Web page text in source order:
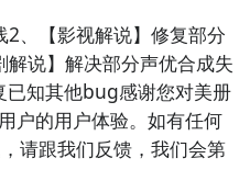
、【影视解说】修复部分
说】解决部分声优合成失
知其他bug感谢您对美册
户的用户体验。如有任何
请跟我们反馈，我们会第